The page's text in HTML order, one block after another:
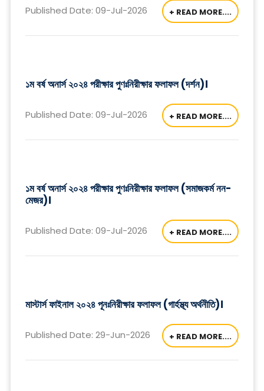
Published Date: 09-Jul-2026 + READ MORE....
১ম বর্ষ অনার্স ২০২৪ পরীক্ষার পুণঃনিরীক্ষার ফলাফল (দর্শন)।
Published Date: 09-Jul-2026 + READ MORE....
১ম বর্ষ অনার্স ২০২৪ পরীক্ষার পুণঃনিরীক্ষার ফলাফল (সমাজকর্ম নন-
মেজর)।
Published Date: 09-Jul-2026 + READ MORE....
মাস্টার্স ফাইনাল ২০২৪ পূনঃনিরীক্ষার ফলাফল (গার্হস্থ্য অর্থনীতি)।
Published Date: 29-Jun-2026 + READ MORE....